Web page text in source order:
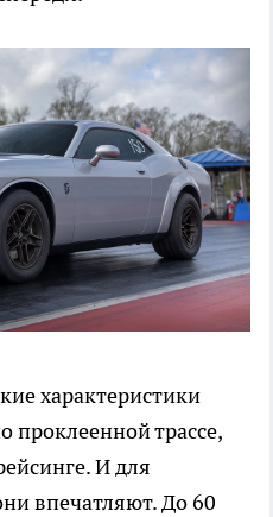
характеристики
проклеенной трассе,
И для
впечатляют. До 60